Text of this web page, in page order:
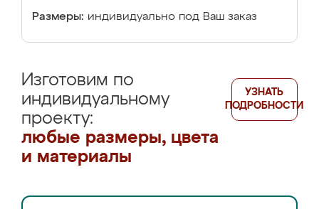
Размеры: индивидуально под Ваш заказ
Изготовим по
индивидуальному
проекту:
любые размеры, цвета
и материалы
УЗНАТЬ
ПОДРОБНОСТИ